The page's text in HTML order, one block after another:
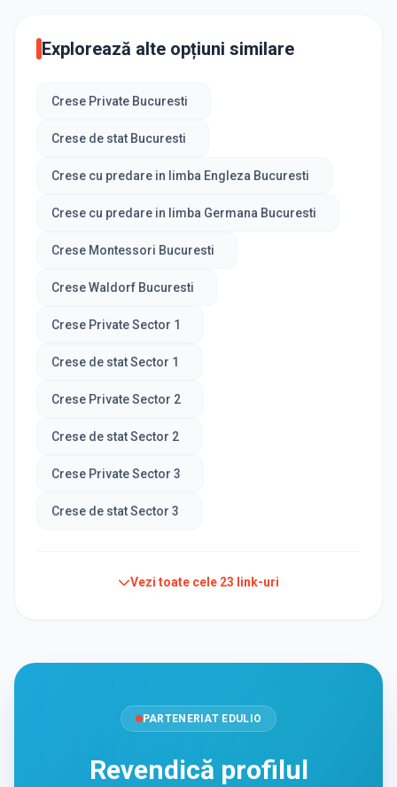
Explorează alte opțiuni similare
Crese Private Bucuresti
Crese de stat Bucuresti
Crese cu predare in limba Engleza Bucuresti
Crese cu predare in limba Germana Bucuresti
Crese Montessori Bucuresti
Crese Waldorf Bucuresti
Crese Private Sector 1
Crese de stat Sector 1
Crese Private Sector 2
Crese de stat Sector 2
Crese Private Sector 3
Crese de stat Sector 3
Vezi toate cele 23 link-uri
PARTENERIAT EDULIO
Revendică profilul